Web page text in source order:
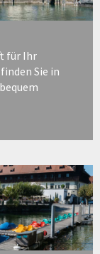
für Ihr
Sie in